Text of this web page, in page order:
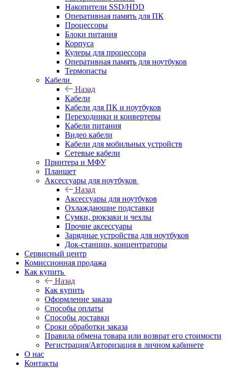
Накопители SSD/HDD
Оперативная память для ПК
Процессоры
Блоки питания
Корпуса
Кулеры для процессора
Оперативная память для ноутбуков
Термопасты
Кабели
Назад
Кабели
Кабели для ПК и ноутбуков
Переходники и конвертеры
Кабели питания
Видео кабели
Кабели для мобильных устройств
Сетевые кабели
Принтера и МФУ
Планшет
Аксессуары для ноутбуков
Назад
Аксессуары для ноутбуков
Охлаждающие подставки
Сумки, рюкзаки и чехлы
Прочие аксессуары
Зарядные устройства для ноутбуков
Док-станции, концентраторы
Сервисный центр
Комиссионная продажа
Как купить
Назад
Как купить
Оформление заказа
Способы оплаты
Способы доставки
Сроки обработки заказа
Правила обмена товара или возврат его стоимости
Регистрация/Авторизация в личном кабинете
О нас
Контакты